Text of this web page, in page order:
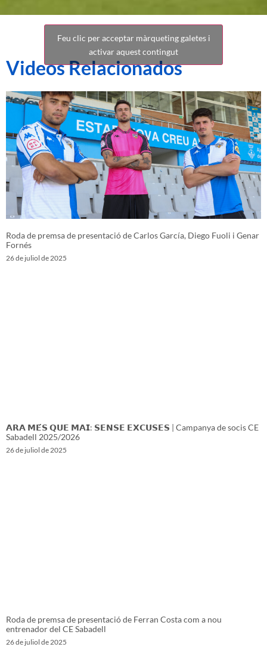
Feu clic per acceptar màrqueting galetes i
activar aquest contingut
Videos Relacionados
Roda de premsa de presentació de Carlos García, Diego Fuoli i Genar
Fornés
26 de juliol de 2025
𝗔𝗥𝗔 𝗠𝗘́𝗦 𝗤𝗨𝗘 𝗠𝗔𝗜: 𝗦𝗘𝗡𝗦𝗘 𝗘𝗫𝗖𝗨𝗦𝗘𝗦 | Campanya de socis CE
Sabadell 2025/2026
26 de juliol de 2025
Roda de premsa de presentació de Ferran Costa com a nou
entrenador del CE Sabadell
26 de juliol de 2025